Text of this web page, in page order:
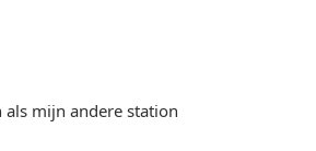
mijn andere station